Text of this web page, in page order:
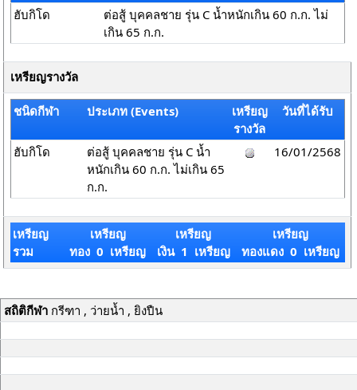
ฮับกิโด
ต่อสู้ บุคคลชาย รุ่น C น้ำหนักเกิน 60 ก.ก. ไม่
เกิน 65 ก.ก.
เหรียญรางวัล
ชนิดกีฬา ประเภท (Events)
เหรียญ
รางวัล
วันที่ได้รับ
ฮับกิโด
ต่อสู้ บุคคลชาย รุ่น C น้ำ
หนักเกิน 60 ก.ก. ไม่เกิน 65
ก.ก.
16/01/2568
เหรียญ
รวม
เหรียญ
ทอง 0 เหรียญ
เหรียญ
เงิน 1 เหรียญ
เหรียญ
ทองแดง 0 เหรียญ
สถิติกีฬากรีฑา , ว่ายน้ำ , ยิงปืน